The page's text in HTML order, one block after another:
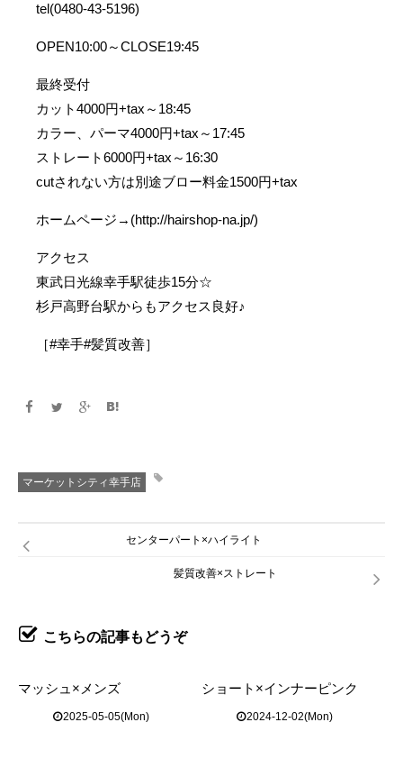
tel(0480-43-5196)
OPEN10:00～CLOSE19:45
最終受付
カット4000円+tax～18:45
カラー、パーマ4000円+tax～17:45
ストレート6000円+tax～16:30
cutされない方は別途ブロー料金1500円+tax
ホームページ→(http://hairshop-na.jp/)
アクセス
東武日光線幸手駅徒歩15分☆
杉戸高野台駅からもアクセス良好♪
［#幸手#髪質改善］
マーケットシティ幸手店
センターパート×ハイライト
髪質改善×ストレート
こちらの記事もどうぞ
マッシュ×メンズ
2025-05-05(Mon)
ショート×インナーピンク
2024-12-02(Mon)